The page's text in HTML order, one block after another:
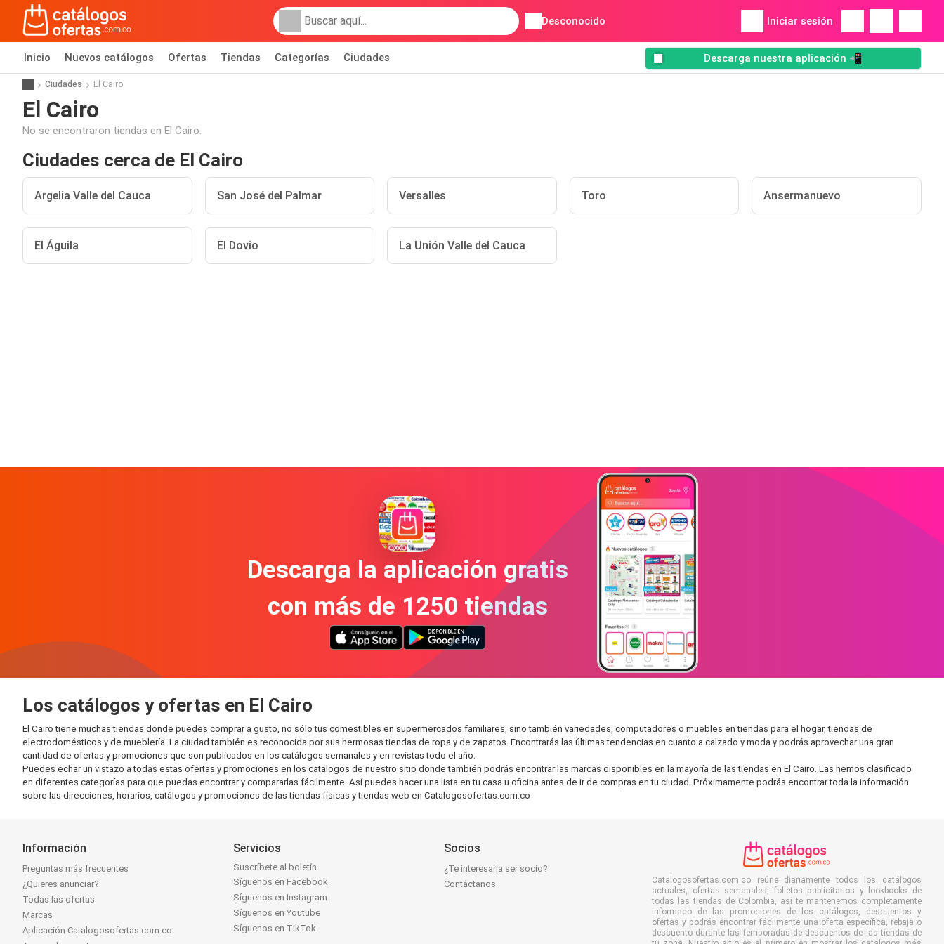
Desconocido Iniciar sesión
Inicio Nuevos catálogos Ofertas Tiendas Categorías Ciudades Descarga nuestra aplicación 📲
Ciudades El Cairo
El Cairo
No se encontraron tiendas en El Cairo.
Ciudades cerca de El Cairo
Argelia Valle del Cauca San José del Palmar Versalles Toro Ansermanuevo
El Águila El Dovio La Unión Valle del Cauca
Descarga la aplicación gratis
con más de 1250 tiendas
Los catálogos y ofertas en El Cairo
El Cairo tiene muchas tiendas donde puedes comprar a gusto, no sólo tus comestibles en supermercados familiares, sino también variedades, computadores o muebles en tiendas para el hogar, tiendas de
electrodomésticos y de mueblería. La ciudad también es reconocida por sus hermosas tiendas de ropa y de zapatos. Encontrarás las últimas tendencias en cuanto a calzado y moda y podrás aprovechar una gran
cantidad de ofertas y promociones que son publicados en los catálogos semanales y en revistas todo el año.
Puedes echar un vistazo a todas estas ofertas y promociones en los catálogos de nuestro sitio donde también podrás encontrar las marcas disponibles en la mayoría de las tiendas en El Cairo. Las hemos clasificado
en diferentes categorías para que puedas encontrar y compararlas fácilmente. Así puedes hacer una lista en tu casa u oficina antes de ir de compras en tu ciudad. Próximamente podrás encontrar toda la información
sobre las direcciones, horarios, catálogos y promociones de las tiendas físicas y tiendas web en Catalogosofertas.com.co
Información
Preguntas más frecuentes
¿Quieres anunciar?
Todas las ofertas
Marcas
Aplicación Catalogosofertas.com.co
Servicios
Suscríbete al boletín
Síguenos en Facebook
Síguenos en Instagram
Síguenos en Youtube
Síguenos en TikTok
Socios
¿Te interesaría ser socio?
Contáctanos
Catalogosofertas.com.co reúne diariamente todos los catálogos
actuales, ofertas semanales, folletos publicitarios y lookbooks de
todas las tiendas de Colombia, así te mantenemos completamente
informado de las promociones de los catálogos, descuentos y
ofertas y podrás encontrar fácilmente una oferta específica, rebaja o
descuento durante las temporadas de descuentos de las tiendas de